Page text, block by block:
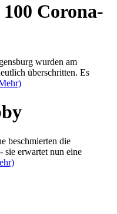
Corona-
wurden am
überschritten. Es
beschmierten die
sie erwartet nun eine